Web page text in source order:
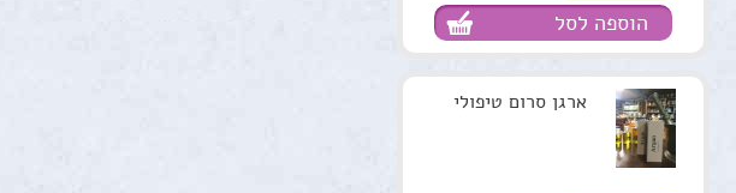
הוספה לסל
ארגן סרום טיפולי